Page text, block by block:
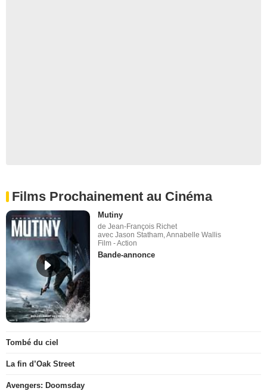
Films Prochainement au Cinéma
Mutiny
de Jean-François Richet
avec Jason Statham, Annabelle Wallis
Film - Action
Bande-annonce
Tombé du ciel
La fin d’Oak Street
Avengers: Doomsday